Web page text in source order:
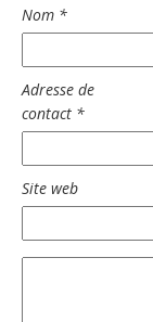
Nom *
Adresse de
contact *
Site web